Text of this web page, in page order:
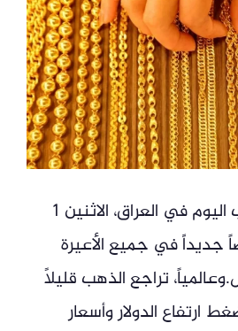
شهدت أسعار الذهب اليوم في العراق، الاثنين 1
انخفاضاً جديداً في جميع الأعيرة
تراجع الذهب قليلاً
ارتفاع الدولار وأسعار